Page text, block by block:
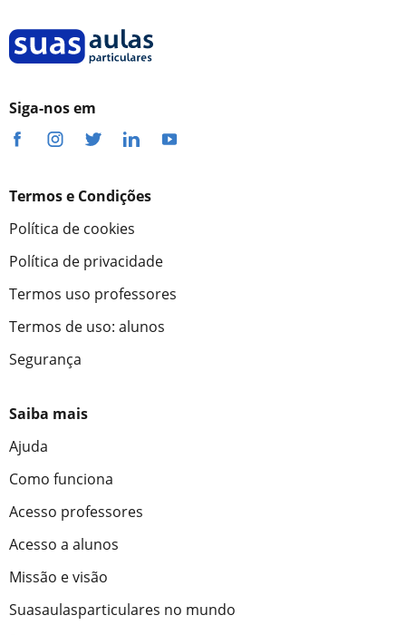
Siga-nos em
Termos e Condições
Política de cookies
Política de privacidade
Termos uso professores
Termos de uso: alunos
Segurança
Saiba mais
Ajuda
Como funciona
Acesso professores
Acesso a alunos
Missão e visão
Suasaulasparticulares no mundo